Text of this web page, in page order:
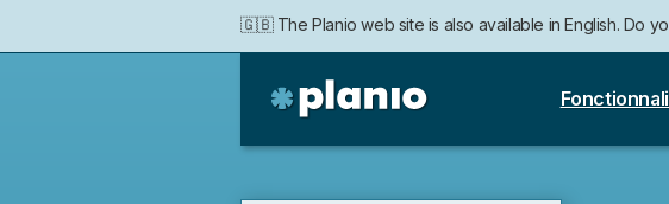
🇬🇧 The Planio web site is also available in English. Do
🇩🇪 Die Planio-Webseite gibt es auch auf Deutsch.
🇯🇵 Planioのwebサイトは日本語にも対応しています。日
🇫🇷 Ce site web est disponible en français. Préférez-